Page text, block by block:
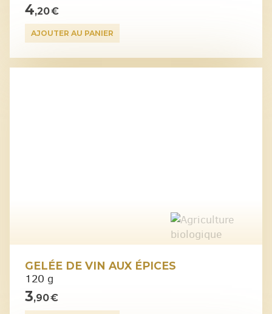
4,20 €
AJOUTER AU PANIER
GELÉE DE VIN AUX ÉPICES
120 g
3,90 €